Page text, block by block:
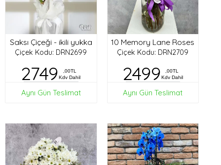
Saksı Çiçeği - ikili yukka
Çiçek Kodu: DRN2699
2749
,00TL
Kdv Dahil
Aynı Gün Teslimat
10 Memory Lane Roses
Çiçek Kodu: DRN2709
2499
,00TL
Kdv Dahil
Aynı Gün Teslimat